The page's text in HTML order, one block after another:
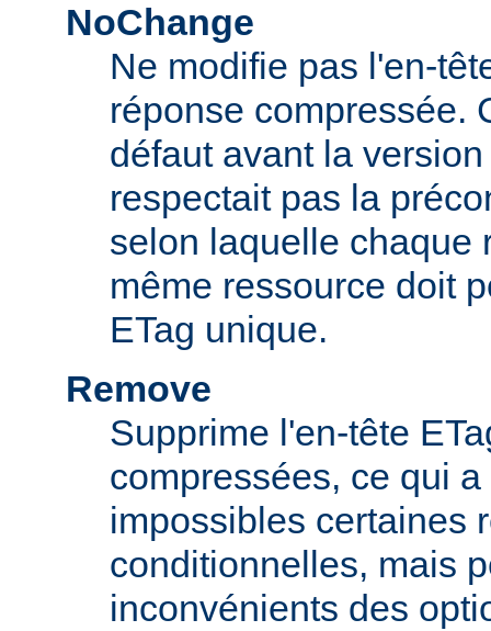
NoChange
Ne modifie pas l'en-
réponse compressée.
défaut avant la
respectait pas la
selon laquelle chaque
même ressource doit
ETag unique.
Remove
Supprime l'en-tête
compressées, ce qui
impossibles certaines
conditionnelles, mais
inconvénients des